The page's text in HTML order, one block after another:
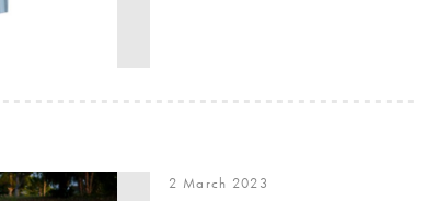
2 March 2023